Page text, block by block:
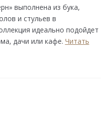
выполнена из бука,
и стульев в
идеально подойдет
дачи или кафе. Читать